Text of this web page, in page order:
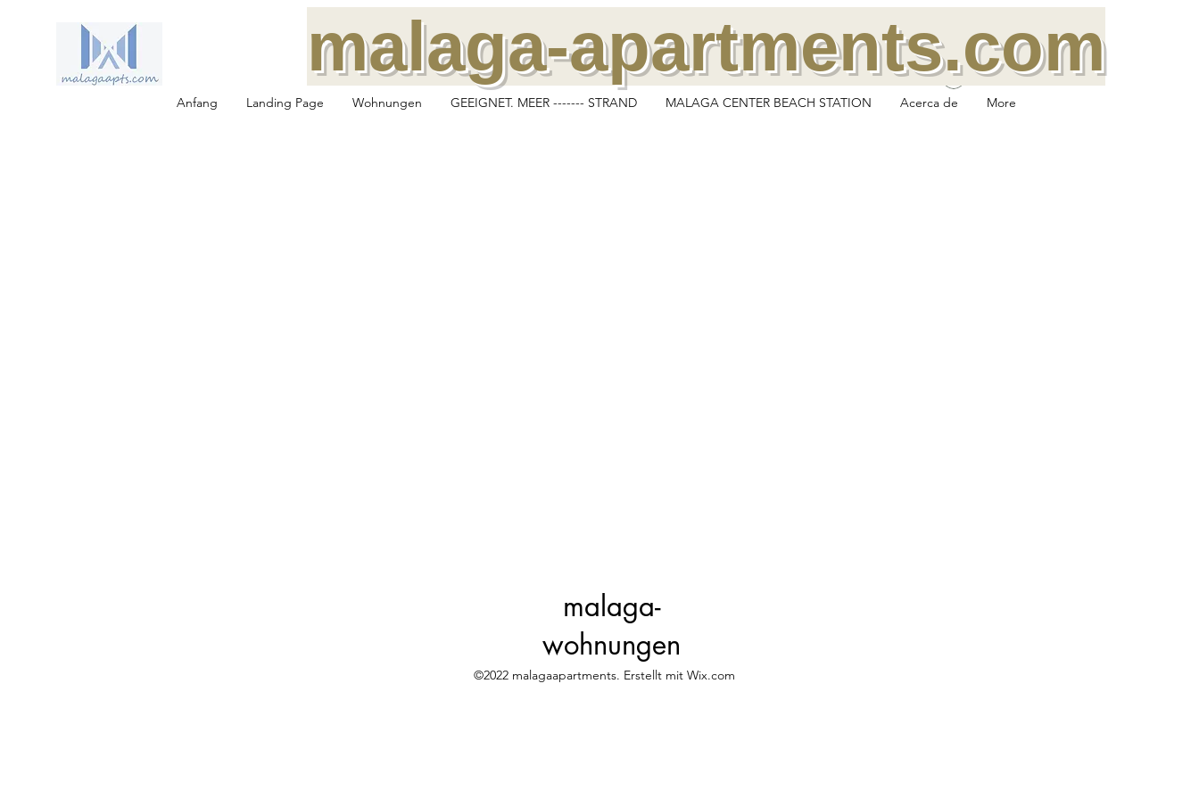
Anmelden
malaga-apartments.com
Anfang Landing Page Wohnungen GEEIGNET. MEER ------- STRAND MALAGA CENTER BEACH STATION Acerca de More
malaga-
wohnungen
©2022 malagaapartments. Erstellt mit Wix.com